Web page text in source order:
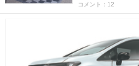
コメント：12